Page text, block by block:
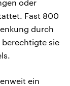
oder
Fast 800
durch
berechtigte sie
ein